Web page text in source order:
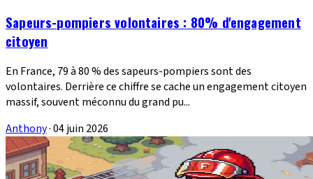
Sapeurs-pompiers volontaires : 80% d'engagement
citoyen
En France, 79 à 80 % des sapeurs-pompiers sont des
volontaires. Derrière ce chiffre se cache un engagement citoyen
massif, souvent méconnu du grand pu...
Anthony·04 juin 2026